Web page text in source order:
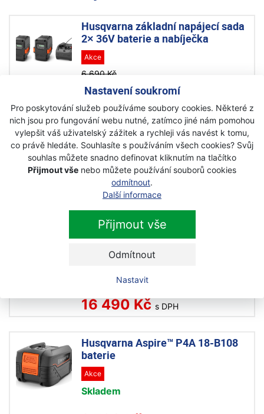
Nastavení soukromí
Pro poskytování služeb používáme soubory cookies. Některé z
nich jsou pro fungování webu nutné, zatímco jiné nám pomohou
vylepšit váš uživatelský zážitek a rychleji vás navést k tomu,
co právě hledáte. Souhlasíte s používáním všech cookies? Svůj
souhlas můžete snadno definovat kliknutím na tlačítko
Přijmout vše nebo můžete používání souborů cookies
odmítnout.
Další informace
Přijmout vše
Odmítnout
Nastavit
Husqvarna základní napájecí sada
2× 36V baterie a nabíječka
Akce
6 690 Kč
6 099 Kč s DPH
Husqvarna Aspire™ P4A 18-B72
Power Plus akumulátor
Akce
Na objednávku
2 290 Kč
2 100 Kč
Husqvarna 40-B540X akumulátor
Na objednávku
16 490 Kč s DPH
Husqvarna Aspire™ P4A 18-B108
baterie
Akce
Skladem